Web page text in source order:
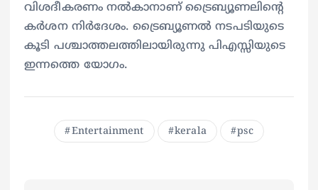
വിശദീകരണം നൽകാനാണ് ട്രൈബ്യൂണലിന്റെ
കർശന നിർദേശം. ട്രൈബ്യൂണൽ നടപടിയുടെ
കൂടി പശ്ചാത്തലത്തിലായിരുന്നു പിഎസ്സിയുടെ
ഇന്നത്തെ യോഗം.
Entertainment kerala psc